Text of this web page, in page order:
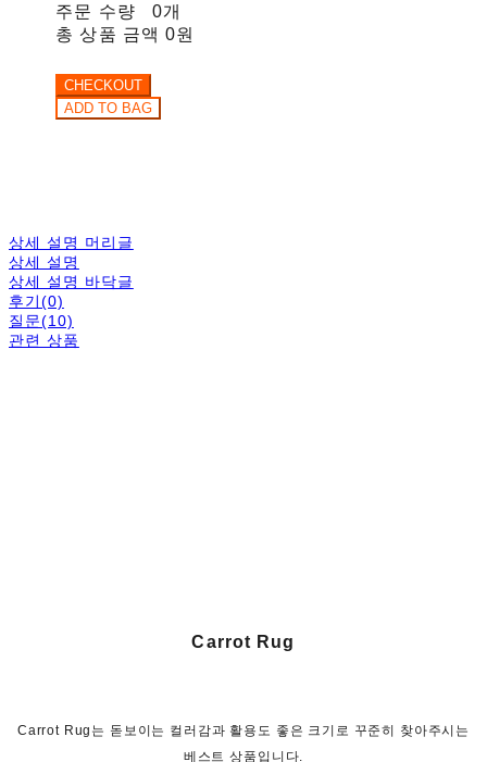
주문 수량
0개
총 상품 금액 0원
상세 설명 머리글
상세 설명
상세 설명 바닥글
후기(0)
질문(10)
관련 상품
Carrot Rug
Carrot Rug는 돋보이는 컬러감과 활용도 좋은 크기로 꾸준히 찾아주시는
베스트 상품입니다.